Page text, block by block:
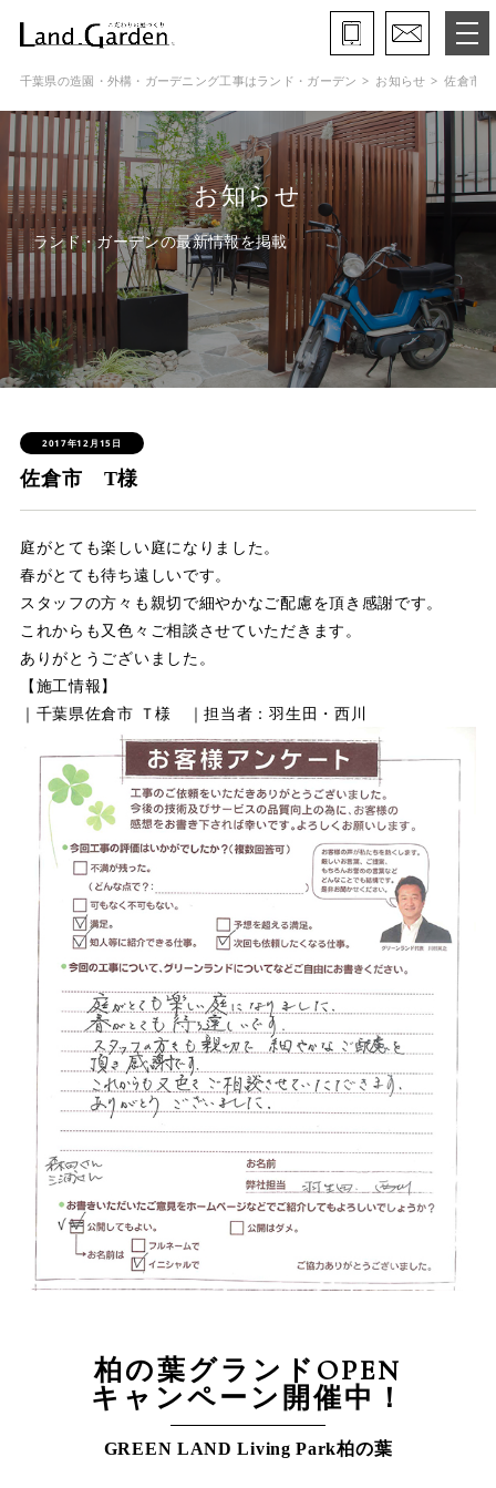
ランド・ガーデンとは
モデルガーデン
施工事例
保証と約束・ご理解いただきたい事
施工の流れ
よくある質問
会社概要
スタッフ紹介
プライバシーポリシー
サイトマップ
採用情報
千葉県の造園・外構・ガーデニング工事はランド・ガーデン お知らせ 佐倉市
お知らせ
ランド・ガーデンの最新情報を掲載
2017年12月15日
佐倉市 T様
庭がとても楽しい庭になりました。
春がとても待ち遠しいです。
スタッフの方々も親切で細やかなご配慮を頂き感謝です。
これからも又色々ご相談させていただきます。
ありがとうございました。
【施工情報】
｜千葉県佐倉市 Ｔ様 ｜担当者：羽生田・西川
柏の葉グランドOPEN
キャンペーン開催中！
GREEN LAND Living Park柏の葉